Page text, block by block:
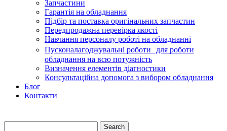
Запчастини
Гарантія на обладнання
Підбір та поставка оригінальних запчастин
Передпродажна перевірка якості
Навчання персоналу роботі на обладнанні
Пусконалагоджувальні роботи для роботи
обладнання на всю потужність
Визначення елементів діагностики
Консультаційна допомога з вибором обладнання
Блог
Контакти
Search